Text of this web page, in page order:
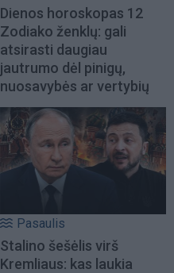
Dienos horoskopas 12
Zodiako ženklų: gali
atsirasti daugiau
jautrumo dėl pinigų,
nuosavybės ar vertybių
Pasaulis
Stalino šešėlis virš
Kremliaus: kas laukia